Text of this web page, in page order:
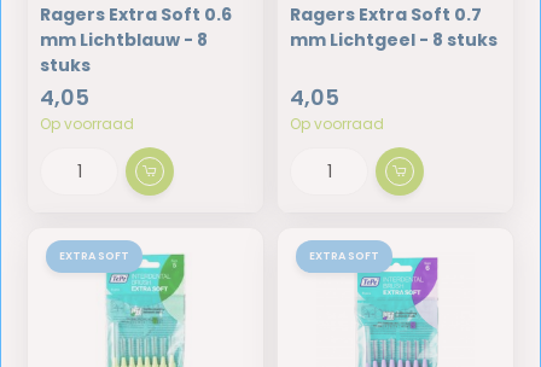
Ragers Extra Soft 0.6
mm Lichtblauw - 8
stuks
4,05
Op voorraad
Ragers Extra Soft 0.7
mm Lichtgeel - 8 stuks
4,05
Op voorraad
EXTRA SOFT EXTRA SOFT